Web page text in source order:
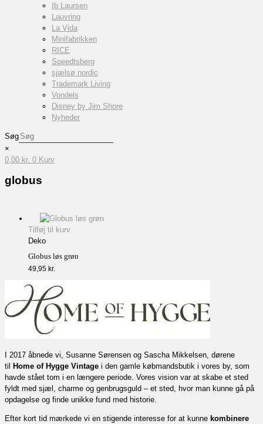
Ib Laursen
Lauvring
La Vida
Minifabrikken
RICE
Speedtsberg
sjælsø nordic
Trademark Living
Vondels
Disney by Jim Shore
Nyheder
Søg
×
0,00 kr. 0 Kurv
globus
Tilføj til kurv
Deko
Globus løs grøn
49,95 kr.
I 2017 åbnede vi, Susanne Sørensen og Sascha Mikkelsen, dørene
til
Home of Hygge Vintage i den gamle købmandsbutik i vores by, som
havde stået tom i en længere periode. Vores vision var at skabe et sted
fyldt med sjæl, charme og genbrugsguld – et sted, hvor man kunne gå på
opdagelse og finde unikke fund med historie.
Efter kort tid mærkede vi en stigende interesse for at kunne kombinere